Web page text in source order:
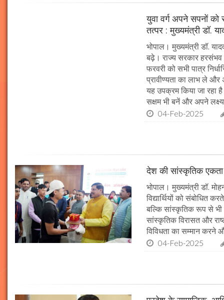
युवा वर्ग अपने सपनों
तत्पर : मुख्यमंत्री डॉ.
भोपाल। मुख्यमंत्री डॉ.
बढ़े। राज्य सरकार
फरवरी को सभी पात्र
प्रावीण्यता का लाभ ले और
यह उपक्रम किया जा रहा
सक्षम भी बनें और अपने
04-Feb-2025
देश की सांस्कृतिक
भोपाल। मुख्यमंत्री डॉ.
विद्यार्थियों को संबोधित
बल्कि सांस्कृतिक रूप से भी
सांस्कृतिक विरासत और
विविधता का सम्मान
04-Feb-2025